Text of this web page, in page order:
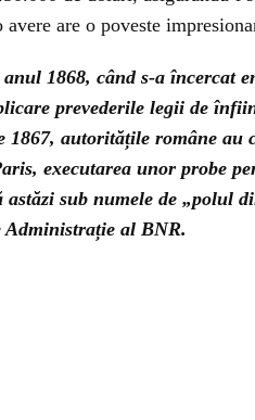
avere are o poveste
1868, când s-a încercat
prevederile legii de
autoritățile române au
executarea unor probe
sub numele de „polul
al BNR.